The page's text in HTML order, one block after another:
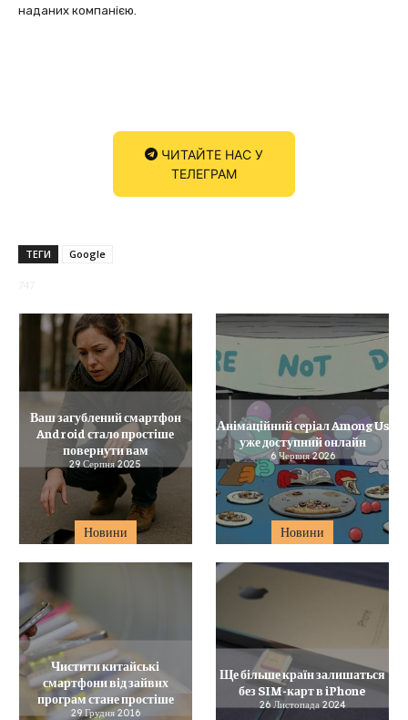
наданих компанією.
ЧИТАЙТЕ НАС У
ТЕЛЕГРАМ
ТЕГИ Google
Новини
Ваш загублений смартфон
Android стало простіше
повернути вам
29 Серпня 2025
Новини
Анімаційний серіал Among Us
уже доступний онлайн
6 Червня 2026
Чистити китайські
смартфони від зайвих
програм стане простіше
29 Грудня 2016
Ще більше країн залишаться
без SIM-карт в iPhone
26 Листопада 2024